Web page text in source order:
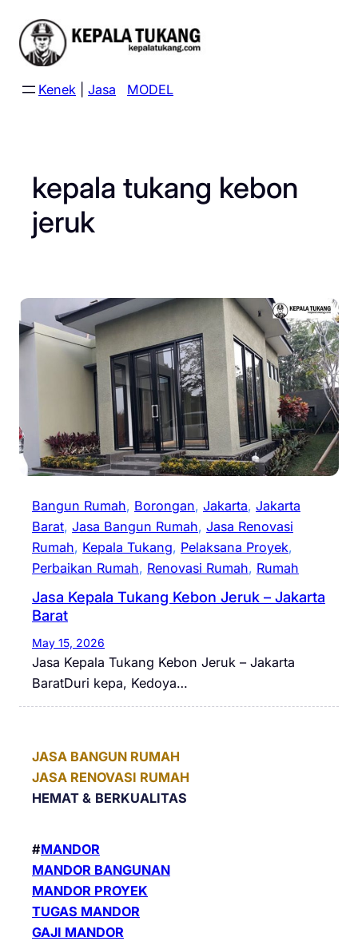
content
Kenek Jasa MODEL
kepala tukang kebon
jeruk
Bangun Rumah, Borongan, Jakarta, Jakarta
Barat, Jasa Bangun Rumah, Jasa Renovasi
Rumah, Kepala Tukang, Pelaksana Proyek
Perbaikan Rumah, Renovasi Rumah, Rumah
Jasa Kepala Tukang Kebon Jeruk – Jakarta
Barat
May 15, 2026
Jasa Kepala Tukang Kebon Jeruk – Jakarta
BaratDuri kepa, Kedoya…
JASA BANGUN RUMAH
JASA RENOVASI RUMAH
HEMAT & BERKUALITAS
#MANDOR
MANDOR BANGUNAN
MANDOR PROYEK
TUGAS MANDOR
GAJI MANDOR